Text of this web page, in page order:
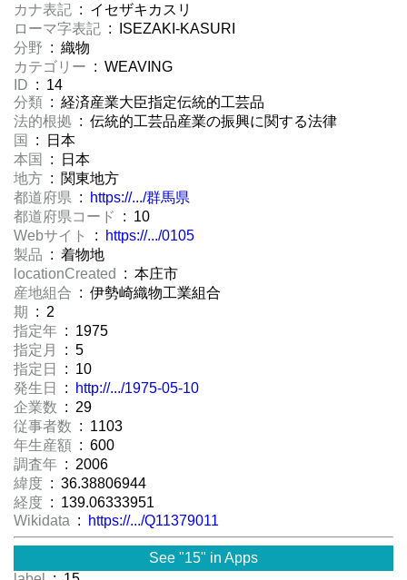
カナ表記 : イセザキカスリ
ローマ字表記 : ISEZAKI-KASURI
分野 : 織物
カテゴリー : WEAVING
ID : 14
分類 : 経済産業大臣指定伝統的工芸品
法的根拠 : 伝統的工芸品産業の振興に関する法律
国
: 日本
本国
: 日本
地方 : 関東地方
都道府県 :
https://.../群馬県
都道府県コード
: 10
Webサイト
:
https://.../0105
製品 : 着物地
locationCreated
: 本庄市
産地組合 : 伊勢崎織物工業組合
期
: 2
指定年 : 1975
指定月
: 5
指定日
: 10
発生日
:
http://.../1975-05-10
企業数 : 29
従事者数 : 1103
年生産額 : 600
調査年 : 2006
緯度 : 36.38806944
経度 : 139.06333951
Wikidata : https://.../Q11379011
See "15" in Apps